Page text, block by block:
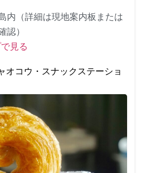
内（詳細は現地案内板または
認）
見る
オコウ・スナックステーショ